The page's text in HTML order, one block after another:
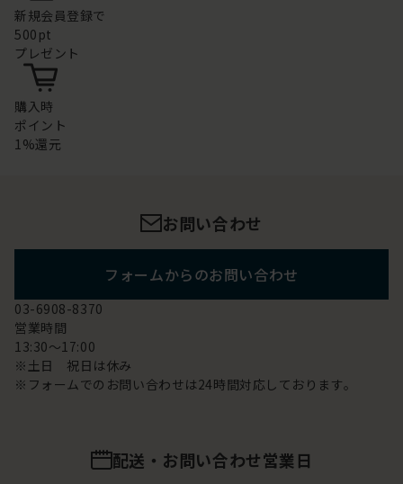
新規会員登録で
500pt
プレゼント
購入時
ポイント
1%還元
お問い合わせ
フォームからのお問い合わせ
03-6908-8370
営業時間
13:30～17:00
※土日 祝日は休み
※フォームでのお問い合わせは24時間対応しております。
配送・お問い合わせ営業日